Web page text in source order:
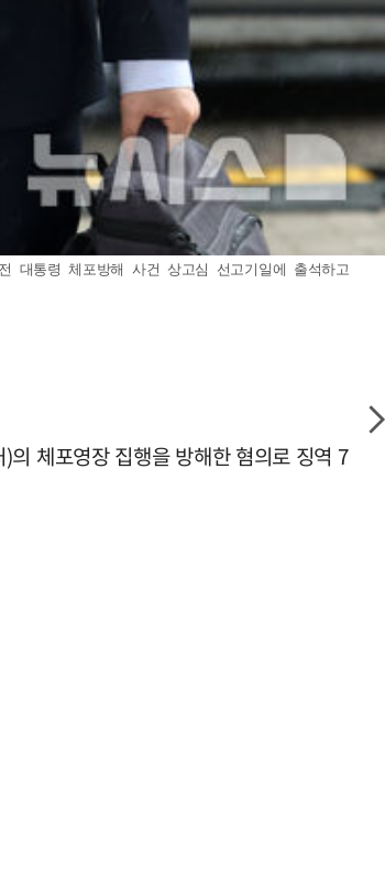
대통령 체포방해 사건 상고심 선고기일에 출석하고
체포영장 집행을 방해한 혐의로 징역 7